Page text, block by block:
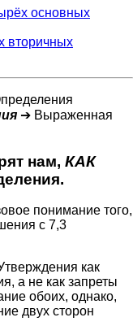
основных
вторичных
➔ Выраженная
нам, КАК
понимание того,
с 7,3
как
а не как запреты
обоих, однако,
двух сторон